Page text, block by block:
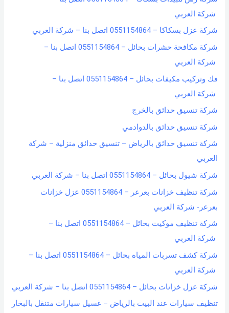
شركة العربي
شركة عزل بسكاكا – 0551154864 اتصل بنا – شركة العربي
شركة مكافحة حشرات بحائل – 0551154864 اتصل بنا –
شركة العربي
فك وتركيب مكيفات بحائل – 0551154864 اتصل بنا –
شركة العربي
شركة تنسيق حدائق بالخرج
شركة تنسيق حدائق بالدوادمي
شركة تنسيق حدائق بالرياض – تنسيق حدائق منزلية – شركة
العربي
شركة شيول بحائل – 0551154864 اتصل بنا – شركة العربي
شركة تنظيف خزانات بعرعر – 0551154864 عزل خزانات
بعرعر- شركة العربي
شركة تنظيف موكيت بحائل – 0551154864 اتصل بنا –
شركة العربي
شركة كشف تسربات المياه بحائل – 0551154864 اتصل بنا –
شركة العربي
شركة عزل خزانات بحائل – 0551154864 اتصل بنا – شركة العربي
تنظيف سيارات عند البيت بالرياض – غسيل سيارات متنقل بالبخار